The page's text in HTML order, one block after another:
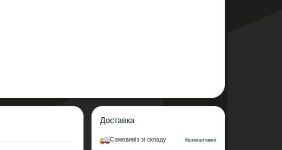
Доставка
Самовивіз зі складу безкоштовно